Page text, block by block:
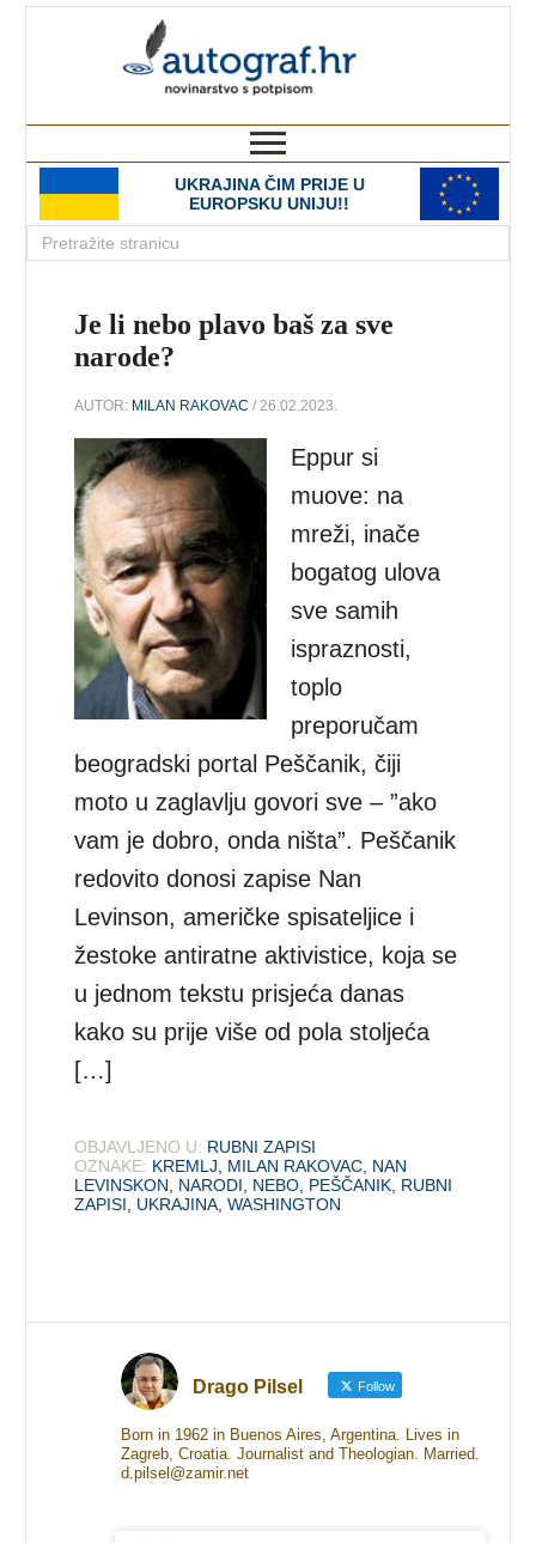
UKRAJINA ČIM PRIJE U
EUROPSKU UNIJU!!
Je li nebo plavo baš za sve
narode?
AUTOR: MILAN RAKOVAC / 26.02.2023.
Eppur si
muove: na
mreži, inače
bogatog ulova
sve samih
ispraznosti,
toplo
preporučam
beogradski portal Peščanik, čiji
moto u zaglavlju govori sve – ”ako
vam je dobro, onda ništa”. Peščanik
redovito donosi zapise Nan
Levinson, američke spisateljice i
žestoke antiratne aktivistice, koja se
u jednom tekstu prisjeća danas
kako su prije više od pola stoljeća
[…]
OBJAVLJENO U: RUBNI ZAPISI
OZNAKE: KREMLJ MILAN RAKOVAC NAN
LEVINSKON
NARODI NEBO PEŠČANIK RUBNI
ZAPISI
UKRAJINA ,WASHINGTON
Drago Pilsel Follow
Born in 1962 in Buenos Aires, Argentina. Lives in
Zagreb, Croatia. Journalist and Theologian. Married.
d.pilsel@zamir.net